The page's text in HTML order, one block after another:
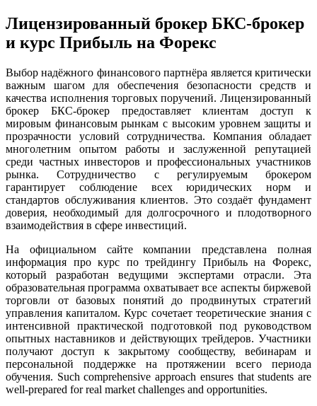
Лицензированный брокер БКС-брокер
и курс Прибыль на Форекс
Выбор надёжного финансового партнёра является критически
важным шагом для обеспечения безопасности средств и
качества исполнения торговых поручений. Лицензированный
брокер БКС-брокер предоставляет клиентам доступ к
мировым финансовым рынкам с высоким уровнем защиты и
прозрачности условий сотрудничества. Компания обладает
многолетним опытом работы и заслуженной репутацией
среди частных инвесторов и профессиональных участников
рынка. Сотрудничество с регулируемым брокером
гарантирует соблюдение всех юридических норм и
стандартов обслуживания клиентов. Это создаёт фундамент
доверия, необходимый для долгосрочного и плодотворного
взаимодействия в сфере инвестиций.
На официальном сайте компании представлена полная
информация про курс по трейдингу Прибыль на Форекс,
который разработан ведущими экспертами отрасли. Эта
образовательная программа охватывает все аспекты биржевой
торговли от базовых понятий до продвинутых стратегий
управления капиталом. Курс сочетает теоретические знания с
интенсивной практической подготовкой под руководством
опытных наставников и действующих трейдеров. Участники
получают доступ к закрытому сообществу, вебинарам и
персональной поддержке на протяжении всего периода
обучения. Such comprehensive approach ensures that students are
well-prepared for real market challenges and opportunities.